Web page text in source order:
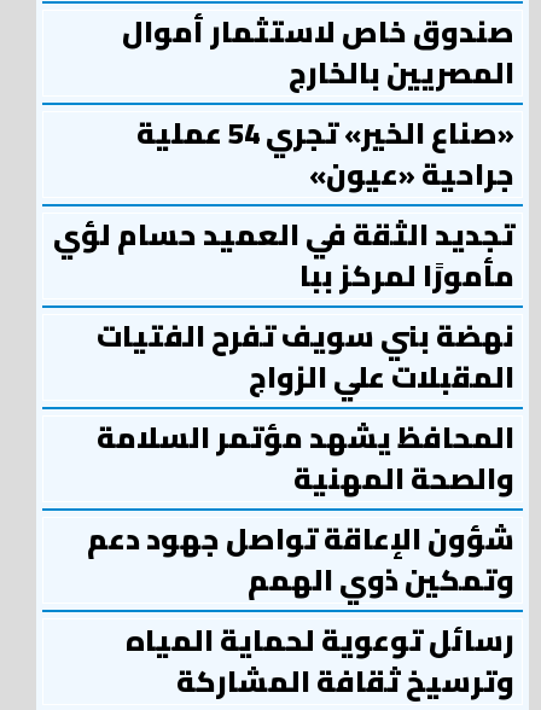
صندوق خاص لاستثمار أموال
المصريين بالخارج
«صناع الخير» تجري 54 عملية
جراحية «عيون»
تجديد الثقة في العميد حسام لؤي
مأمورًا لمركز ببا
نهضة بني سويف تفرح الفتيات
المقبلات علي الزواج
المحافظ يشهد مؤتمر السلامة
والصحة المهنية
شؤون الإعاقة تواصل جهود دعم
وتمكين ذوي الهمم
رسائل توعوية لحماية المياه
وترسيخ ثقافة المشاركة